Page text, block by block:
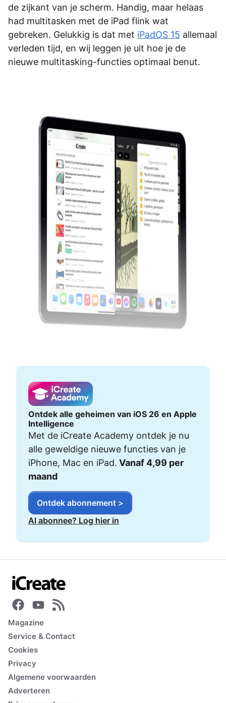
de zijkant van je scherm. Handig, maar helaas
had multitasken met de iPad flink wat
gebreken. Gelukkig is dat met iPadOS 15 allemaal
verleden tijd, en wij leggen je uit hoe je de
nieuwe multitasking-functies optimaal benut.
Ontdek alle geheimen van iOS 26 en Apple
Intelligence
Met de iCreate Academy ontdek je nu
alle geweldige nieuwe functies van je
iPhone, Mac en iPad. Vanaf 4,99 per
maand
Ontdek abonnement >
Al abonnee? Log hier in
Magazine
Service & Contact
Cookies
Privacy
Algemene voorwaarden
Adverteren